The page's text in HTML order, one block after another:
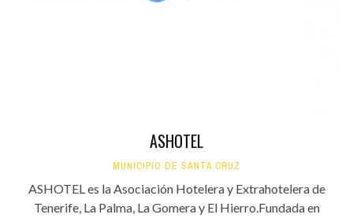
ASHOTEL
MUNICIPIO DE SANTA CRUZ
ASHOTEL es la Asociación Hotelera y Extrahotelera de
Tenerife, La Palma, La Gomera y El Hierro.Fundada en